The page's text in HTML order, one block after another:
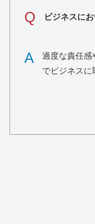
Q ビジネスに
A
過度な責任感
でビジネスに